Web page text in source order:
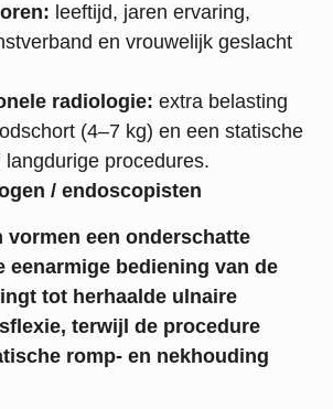
leeftijd, jaren ervaring,
en vrouwelijk geslacht
radiologie: extra belasting
(4–7 kg) en een statische
langdurige procedures.
/ endoscopisten
vormen een onderschatte
eenarmige bediening van de
tot herhaalde ulnaire
terwijl de procedure
romp- en nekhouding